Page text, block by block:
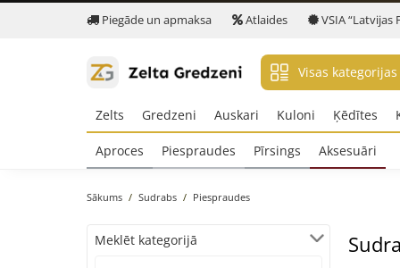
Piegāde un apmaksa Atlaides VSIA
Visas kategorijas
Zelts Gredzeni Auskari Kuloni Ķēdītes
Aproces Piespraudes Pīrsings Aksesuāri
Sākums Sudrabs Piespraudes
Meklēt kategorijā